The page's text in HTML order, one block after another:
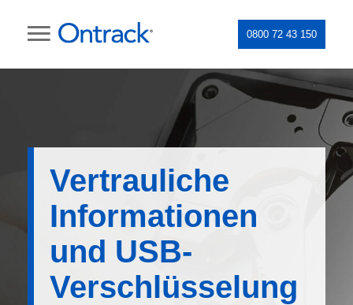
0800 72 43 150
Vertrauliche
Informationen
und USB-
Verschlüsselung